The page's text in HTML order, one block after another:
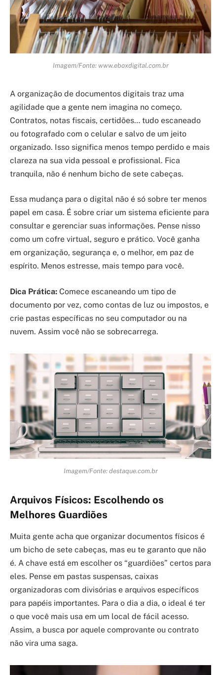
Imagem/Fonte: www.eboxdigital.com.br
A organização de documentos digitais traz uma
agilidade que a gente nem imagina no começo.
Contratos, notas fiscais, certidões… tudo escaneado
ou fotografado com o celular e salvo de um jeito
organizado. Isso significa menos tempo perdido e mais
clareza na sua vida pessoal e profissional. Fica
tranquila, não é nenhum bicho de sete cabeças.
Essa mudança para o digital não é só sobre ter menos
papel em casa. É sobre criar um sistema eficiente para
consultar e gerenciar suas informações. Pense nisso
como um cofre virtual, seguro e prático. Você ganha
em organização, segurança e, o melhor, em paz de
espírito. Menos estresse, mais tempo para você.
Dica Prática: Comece escaneando um tipo de
documento por vez, como contas de luz ou impostos, e
crie pastas específicas no seu computador ou na
nuvem. Assim você não se sobrecarrega.
Imagem/Fonte: destaque.com.br
Arquivos Físicos: Escolhendo os
Melhores Guardiões
Muita gente acha que organizar documentos físicos é
um bicho de sete cabeças, mas eu te garanto que não
é. A chave está em escolher os “guardiões” certos para
eles. Pense em pastas suspensas, caixas
organizadoras com divisórias e arquivos específicos
para papéis importantes. Para o dia a dia, o ideal é ter
o que você mais usa em um local de fácil acesso.
Assim, a busca por aquele comprovante ou contrato
não vira uma saga.